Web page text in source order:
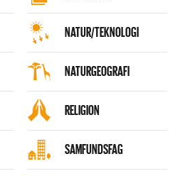
NATUR/TEKNOLOGI
NATURGEOGRAFI
RELIGION
SAMFUNDSFAG